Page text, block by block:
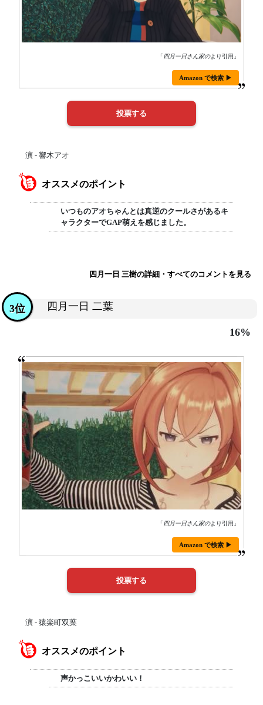
「四月一日さん家のより引用」
Amazon で検索 ▶
演 - 響木アオ
オススメのポイント
いつものアオちゃんとは真逆のクールさがあるキ
ャラクターでGAP萌えを感じました。
四月一日 三樹の詳細・すべてのコメントを見る
四月一日 二葉
3位
16%
「四月一日さん家のより引用」
Amazon で検索 ▶
演 - 猿楽町双葉
オススメのポイント
声かっこいいかわいい！